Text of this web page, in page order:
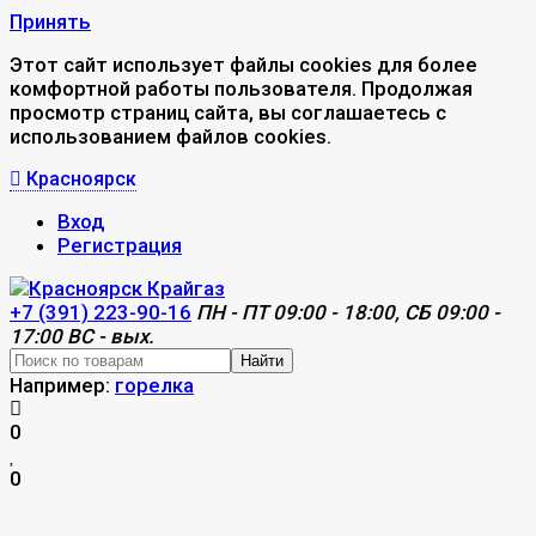
Принять
Этот сайт использует файлы cookies для более
комфортной работы пользователя. Продолжая
просмотр страниц сайта, вы соглашаетесь с
использованием файлов cookies.
Красноярск
Вход
Регистрация
+7 (391) 223-90-16 ПН - ПТ 09:00 - 18:00, СБ 09:00 -
17:00 ВС - вых.
Найти
Например: горелка
0
0